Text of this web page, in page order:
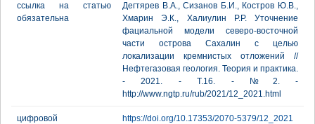
ссылка на статью
обязательна
Дегтярев В.А., Сизанов Б.И., Костров Ю.В.,
Хмарин Э.К., Халиулин Р.Р. Уточнение
фациальной модели северо-восточной
части острова Сахалин с целью
локализации кремнистых отложений //
Нефтегазовая геология. Теория и практика.
- 2021. - Т.16. - №2. -
http://www.ngtp.ru/rub/2021/12_2021.html
цифровой
https://doi.org/10.17353/2070-5379/12_2021